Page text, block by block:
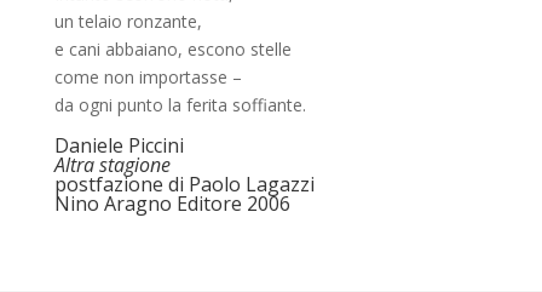
un telaio ronzante,
e cani abbaiano, escono stelle
come non importasse –
da ogni punto la ferita soffiante.
Daniele Piccini
Altra stagione
postfazione di Paolo Lagazzi
Nino Aragno Editore 2006